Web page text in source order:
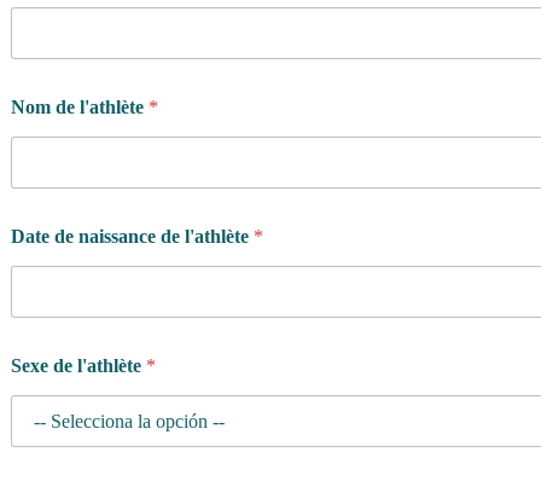
c
e
r
-
v
u
Nom de l'athlète *
Date de naissance de l'athlète *
Sexe de l'athlète *